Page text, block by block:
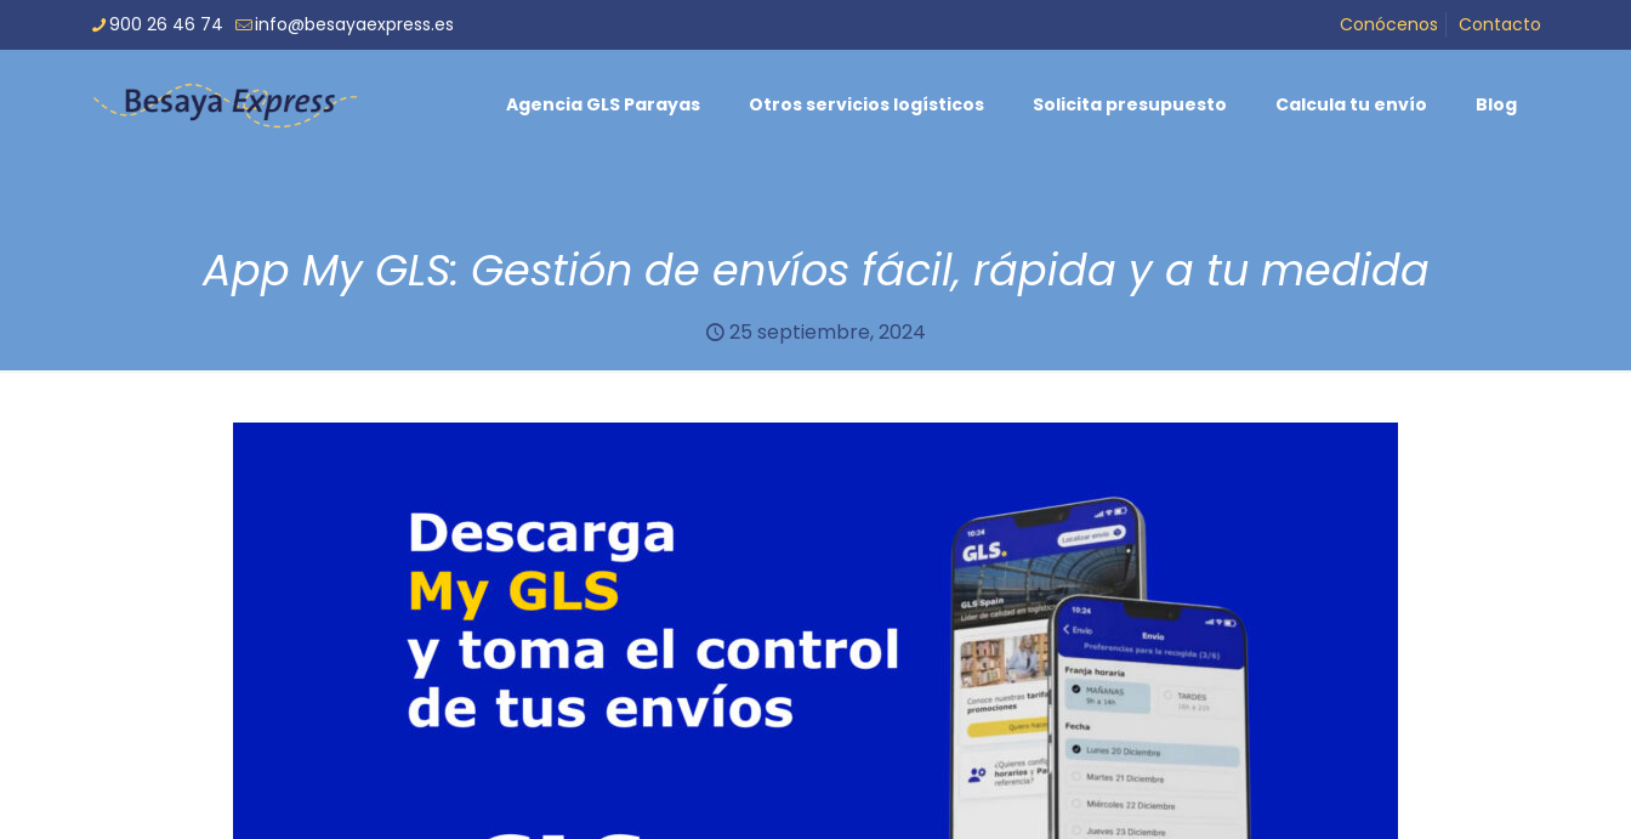
900 26 46 74 info@besayaexpress.es Conócenos Contacto
Agencia GLS Parayas Otros servicios logísticos Solicita presupuesto Calcula tu envío Blog
App My GLS: Gestión de envíos fácil, rápida y a tu medida
25 septiembre, 2024